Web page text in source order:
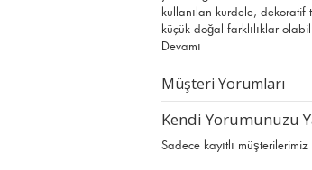
kullanılan kurdele, dekoratif
küçük doğal farklılıklar
Devamı
Müşteri Yorumları
Kendi Yorumunuzu
Sadece kayıtlı